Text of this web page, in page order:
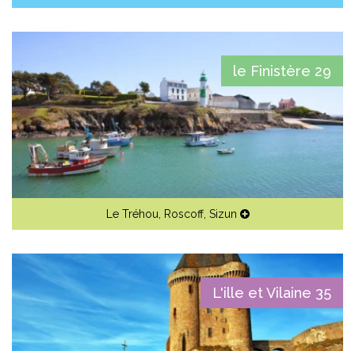
le Finistère 29
Le Tréhou, Roscoff, Sizun
L'ille et Vilaine 35